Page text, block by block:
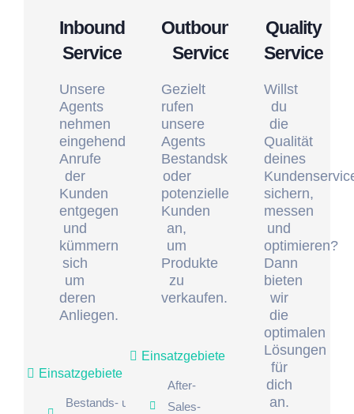
Inbound
Service
Unsere
Agents
nehmen
eingehende
Anrufe
der
Kunden
entgegen
und
kümmern
sich
um
deren
Anliegen.
Einsatzgebiete
Bestands- und
Outbound
Service
Gezielt
rufen
unsere
Agents
Bestandskunden
oder
potenzielle
Kunden
an,
um
Produkte
zu
verkaufen.
Einsatzgebiete
After-
Sales-
Quality
Service
Willst
du
die
Qualität
deines
sichern,
messen
und
optimieren?
Dann
bieten
wir
die
optimalen
Lösungen
für
dich
an.